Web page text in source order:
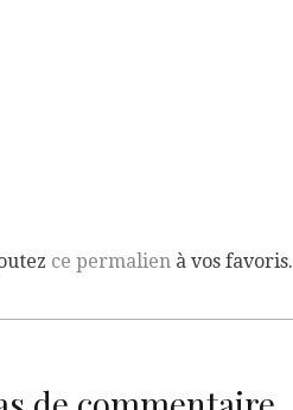
ce permalien à vos favoris.